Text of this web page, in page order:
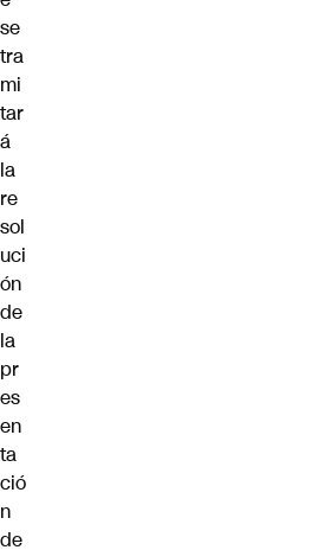
se
tra
mi
tar
á
la
re
sol
uci
ón
de
la
pr
es
en
ta
ció
n
de